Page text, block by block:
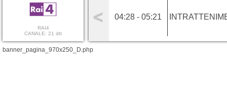
RAI4
CANALE: 21 dtt
04:28 - 05:21
banner_pagina_970x250_D.php